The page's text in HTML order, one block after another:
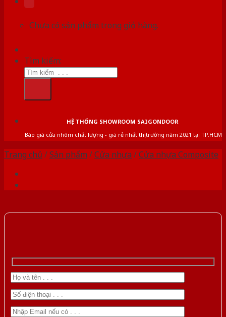
Chưa có sản phẩm trong giỏ hàng.
Tìm kiếm:
HỆ THỐNG SHOWROOM SAIGONDOOR
Báo giá cửa nhôm chất lượng - giá rẻ nhất thị trường năm 2021 tại TP.HCM
Trang chủ /Sản phẩm /Cửa nhựa /Cửa nhựa Composite